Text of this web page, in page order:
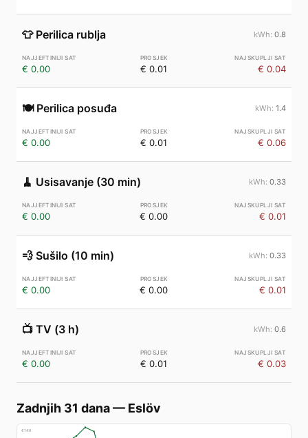
👕 Perilica rublja 0.8
€ 0.00 € 0.01 € 0.04
🍽️ Perilica posuđa 1.4
€ 0.00 € 0.01 € 0.06
🧹 Usisavanje (30 min) 0.33
€ 0.00 € 0.00 € 0.01
💨 Sušilo (10 min) 0.33
€ 0.00 € 0.00 € 0.01
📺 TV (3 h) 0.6
€ 0.00 € 0.01 € 0.03
Zadnjih 31 dana— Eslöv
€148